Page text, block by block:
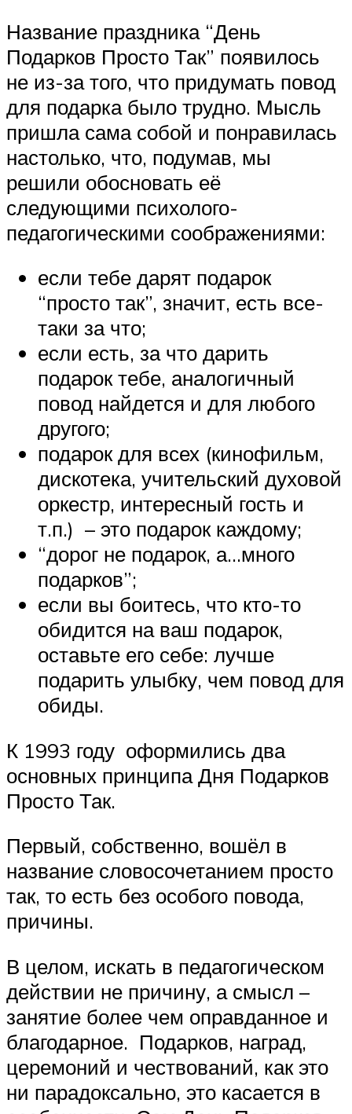
Название праздника “День
Подарков Просто Так” появилось
не из-за того, что придумать повод
для подарка было трудно. Мысль
пришла сама собой и понравилась
настолько, что, подумав, мы
решили обосновать её
следующими психолого-
педагогическими соображениями:
если тебе дарят подарок
“просто так”, значит, есть все-
таки за что;
если есть, за что дарить
подарок тебе, аналогичный
повод найдется и для любого
другого;
подарок для всех (кинофильм,
дискотека, учительский духовой
оркестр, интересный гость и
т.п.) – это подарок каждому;
“дорог не подарок, а…много
подарков”;
если вы боитесь, что кто-то
обидится на ваш подарок,
оставьте его себе: лучше
подарить улыбку, чем повод для
обиды.
К 1993 году оформились два
основных принципа Дня Подарков
Просто Так.
Первый, собственно, вошёл в
название словосочетанием просто
так, то есть без особого повода,
причины.
В целом, искать в педагогическом
действии не причину, а смысл –
занятие более чем оправданное и
благодарное. Подарков, наград,
церемоний и чествований, как это
ни парадоксально, это касается в